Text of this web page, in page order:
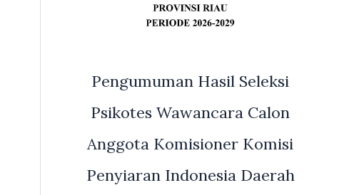
Pengumuman Hasil Seleksi
Psikotes Wawancara Calon
Anggota Komisioner Komisi
Penyiaran Indonesia Daerah